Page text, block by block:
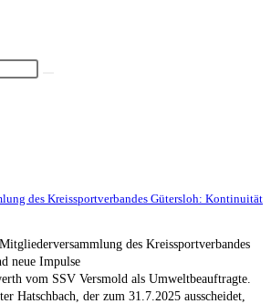
des Kreissportverbandes Gütersloh: Kontinuität
vom SSV Versmold als Umweltbeauftragte.
Hatschbach, der zum 31.7.2025 ausscheidet,